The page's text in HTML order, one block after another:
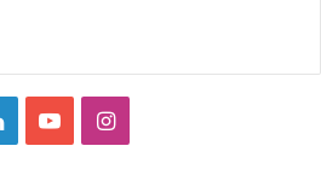
LinkedinYouTubeInstagram